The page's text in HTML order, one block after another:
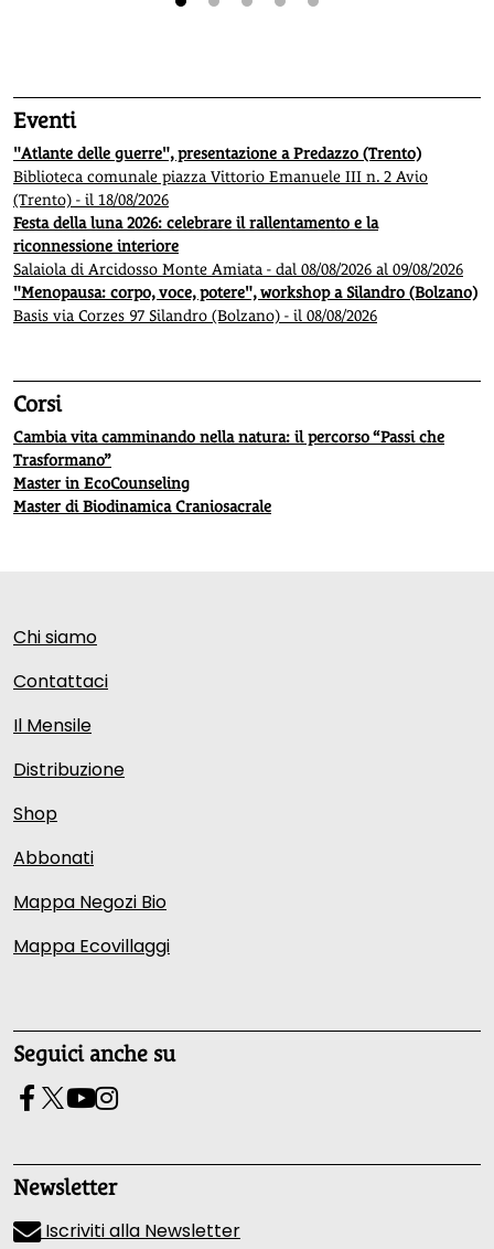
Eventi
"Atlante delle guerre", presentazione a Predazzo (Trento)
Biblioteca comunale piazza Vittorio Emanuele III n. 2 Avio
(Trento) - il 18/08/2026
Festa della luna 2026: celebrare il rallentamento e la
riconnessione interiore
Salaiola di Arcidosso Monte Amiata - dal 08/08/2026 al 09/08/2026
"Menopausa: corpo, voce, potere", workshop a Silandro (Bolzano)
Basis via Corzes 97 Silandro (Bolzano) - il 08/08/2026
Corsi
Cambia vita camminando nella natura: il percorso “Passi che
Trasformano”
Master in EcoCounseling
Master di Biodinamica Craniosacrale
Chi siamo
Contattaci
Il Mensile
Distribuzione
Shop
Abbonati
Mappa Negozi Bio
Mappa Ecovillaggi
Seguici anche su
Newsletter
Iscriviti alla Newsletter